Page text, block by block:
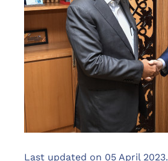
Last updated on 05 April 2023.